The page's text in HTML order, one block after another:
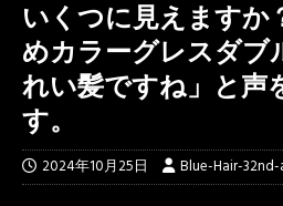
いくつに見えますか
めカラーグレスダブ
れい髪ですね」と声
す。
2024年10月25日 Blue-Hair-